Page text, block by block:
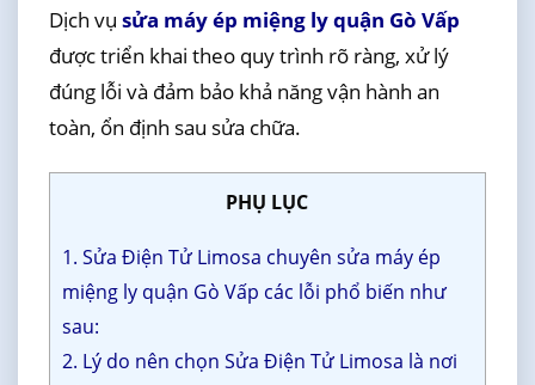
Dịch vụ sửa máy ép miệng ly quận Gò Vấp
được triển khai theo quy trình rõ ràng, xử lý
đúng lỗi và đảm bảo khả năng vận hành an
toàn, ổn định sau sửa chữa.
PHỤ LỤC
1. Sửa Điện Tử Limosa chuyên sửa máy ép
miệng ly quận Gò Vấp các lỗi phổ biến như
sau:
2. Lý do nên chọn Sửa Điện Tử Limosa là nơi